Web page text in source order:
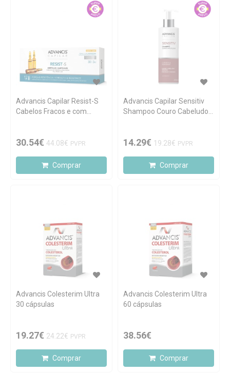
Advancis Capilar Resist-S
Cabelos Fracos e com
30.54€ 44.08€ PVPR
Comprar
Advancis Capilar Sensitiv
Shampoo Couro Cabeludo
14.29€ 19.28€ PVPR
Comprar
Advancis Colesterim Ultra
30 cápsulas
19.27€ 24.22€ PVPR
Comprar
Advancis Colesterim Ultra
60 cápsulas
38.56€
Comprar